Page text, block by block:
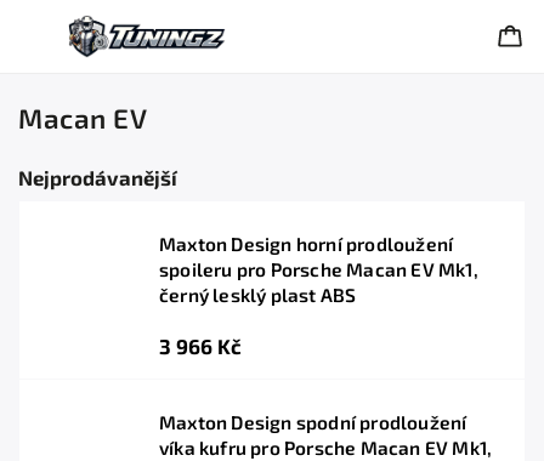
Macan EV
Nejprodávanější
Maxton Design horní prodloužení
spoileru pro Porsche Macan EV Mk1,
černý lesklý plast ABS
3 966 Kč
Maxton Design spodní prodloužení
víka kufru pro Porsche Macan EV Mk1,